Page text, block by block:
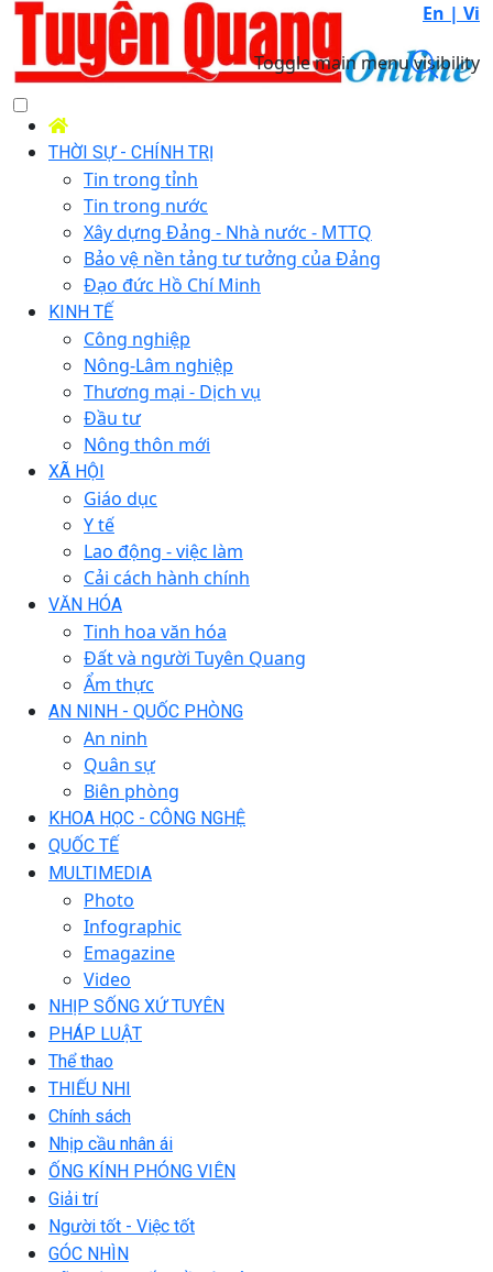
En | Vi
Toggle main menu visibility
THỜI SỰ - CHÍNH TRỊ
Tin trong tỉnh
Tin trong nước
Xây dựng Đảng - Nhà nước - MTTQ
Bảo vệ nền tảng tư tưởng của Đảng
Đạo đức Hồ Chí Minh
KINH TẾ
Công nghiệp
Nông-Lâm nghiệp
Thương mại - Dịch vụ
Đầu tư
Nông thôn mới
XÃ HỘI
Giáo dục
Y tế
Lao động - việc làm
Cải cách hành chính
VĂN HÓA
Tinh hoa văn hóa
Đất và người Tuyên Quang
Ẩm thực
AN NINH - QUỐC PHÒNG
An ninh
Quân sự
Biên phòng
KHOA HỌC - CÔNG NGHỆ
QUỐC TẾ
MULTIMEDIA
Photo
Infographic
Emagazine
Video
NHỊP SỐNG XỨ TUYÊN
PHÁP LUẬT
Thể thao
THIẾU NHI
Chính sách
Nhịp cầu nhân ái
ỐNG KÍNH PHÓNG VIÊN
Giải trí
Người tốt - Việc tốt
GÓC NHÌN